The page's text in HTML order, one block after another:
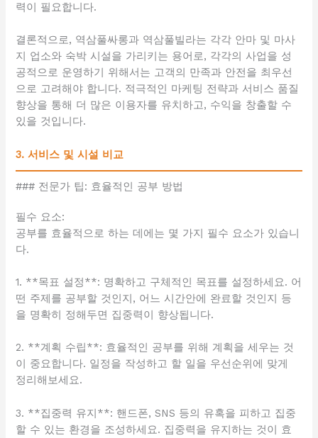
력이 필요합니다.
결론적으로, 역삼풀싸롱과 역삼풀빌라는 각각 안마 및 마사
지 업소와 숙박 시설을 가리키는 용어로, 각각의 사업을 성
공적으로 운영하기 위해서는 고객의 만족과 안전을 최우선
으로 고려해야 합니다. 적극적인 마케팅 전략과 서비스 품질
향상을 통해 더 많은 이용자를 유치하고, 수익을 창출할 수
있을 것입니다.
3. 서비스 및 시설 비교
### 전문가 팁: 효율적인 공부 방법
필수 요소:
공부를 효율적으로 하는 데에는 몇 가지 필수 요소가 있습니
다.
1. **목표 설정**: 명확하고 구체적인 목표를 설정하세요. 어
떤 주제를 공부할 것인지, 어느 시간안에 완료할 것인지 등
을 명확히 정해두면 집중력이 향상됩니다.
2. **계획 수립**: 효율적인 공부를 위해 계획을 세우는 것
이 중요합니다. 일정을 작성하고 할 일을 우선순위에 맞게
정리해보세요.
3. **집중력 유지**: 핸드폰, SNS 등의 유혹을 피하고 집중
할 수 있는 환경을 조성하세요. 집중력을 유지하는 것이 효